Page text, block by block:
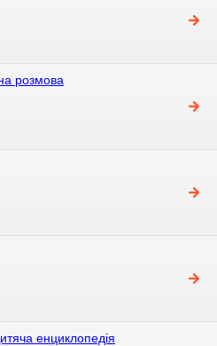
розмова
енциклопедія